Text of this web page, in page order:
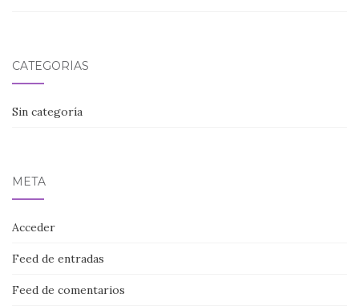
CATEGORÍAS
Sin categoría
META
Acceder
Feed de entradas
Feed de comentarios